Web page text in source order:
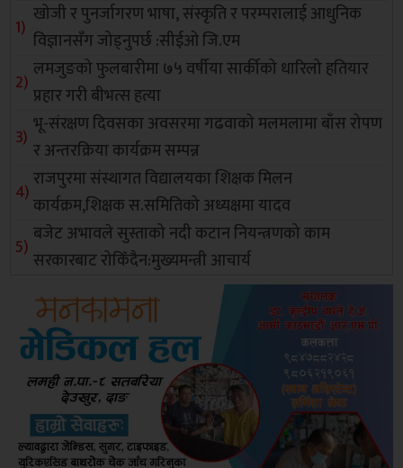
खोजी र पुनर्जागरण भाषा, संस्कृति र परम्परालाई आधुनिक
विज्ञानसँग जोड्नुपर्छ :सीईओ जि.एम
लमजुङको फुलबारीमा ७५ वर्षीया सार्कीको धारिलो हतियार
प्रहार गरी बीभत्स हत्या
भू-संरक्षण दिवसका अवसरमा गढवाको मलमलामा बाँस रोपण
र अन्तरक्रिया कार्यक्रम सम्पन्न
राजपुरमा संस्थागत विद्यालयका शिक्षक मिलन
कार्यक्रम,शिक्षक स.समितिको अध्यक्षमा यादव
बजेट अभावले सुस्ताको नदी कटान नियन्त्रणको काम
सरकारबाट रोकिँदैन:मुख्यमन्त्री आचार्य